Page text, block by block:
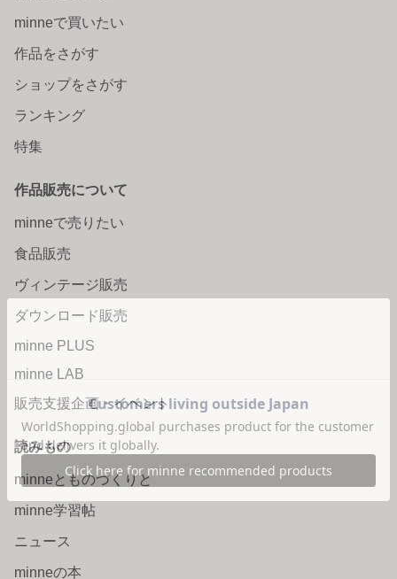
minneで買いたい
作品をさがす
ショップをさがす
ランキング
特集
作品販売について
minneで売りたい
食品販売
ヴィンテージ販売
ダウンロード販売
minne PLUS
minne LAB
販売支援企画・イベント
読みもの
minneとものづくりと
minne学習帖
ニュース
minneの本